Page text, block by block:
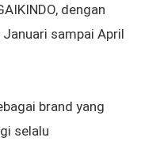
dengan
sampai April
brand yang
selalu